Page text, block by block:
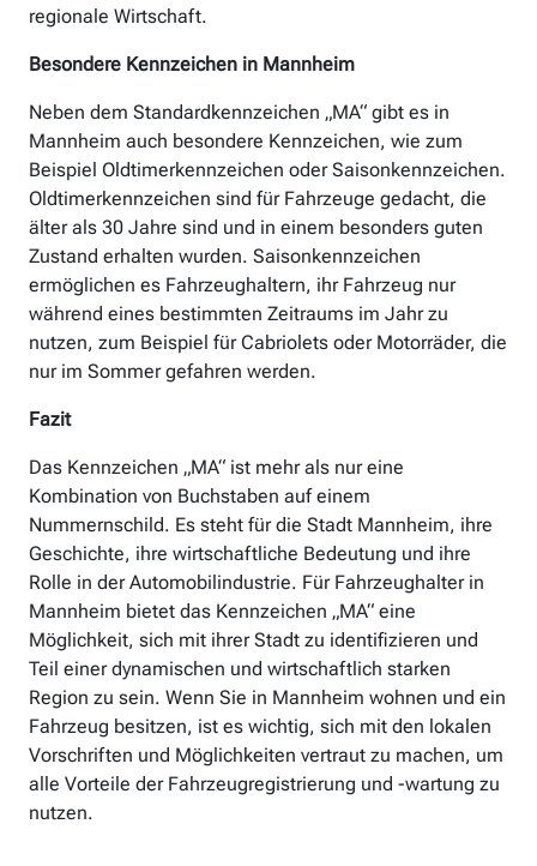
regionale Wirtschaft.
Besondere Kennzeichen in Mannheim
Neben dem Standardkennzeichen „MA“ gibt es in
Mannheim auch besondere Kennzeichen, wie zum
Beispiel Oldtimerkennzeichen oder Saisonkennzeichen.
Oldtimerkennzeichen sind für Fahrzeuge gedacht, die
älter als 30 Jahre sind und in einem besonders guten
Zustand erhalten wurden. Saisonkennzeichen
ermöglichen es Fahrzeughaltern, ihr Fahrzeug nur
während eines bestimmten Zeitraums im Jahr zu
nutzen, zum Beispiel für Cabriolets oder Motorräder, die
nur im Sommer gefahren werden.
Fazit
Das Kennzeichen „MA“ ist mehr als nur eine
Kombination von Buchstaben auf einem
Nummernschild. Es steht für die Stadt Mannheim, ihre
Geschichte, ihre wirtschaftliche Bedeutung und ihre
Rolle in der Automobilindustrie. Für Fahrzeughalter in
Mannheim bietet das Kennzeichen „MA“ eine
Möglichkeit, sich mit ihrer Stadt zu identifizieren und
Teil einer dynamischen und wirtschaftlich starken
Region zu sein. Wenn Sie in Mannheim wohnen und ein
Fahrzeug besitzen, ist es wichtig, sich mit den lokalen
Vorschriften und Möglichkeiten vertraut zu machen, um
alle Vorteile der Fahrzeugregistrierung und -wartung zu
nutzen.